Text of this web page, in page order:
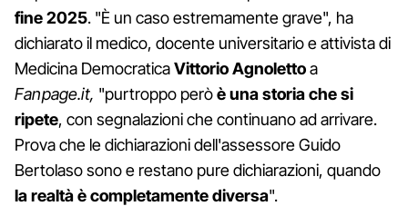
fine 2025. "È un caso estremamente grave", ha
dichiarato il medico, docente universitario e attivista di
Medicina DemocraticaVittorio Agnolettoa
Fanpage.it, "purtroppo peròè una storia che si
ripete, con segnalazioni che continuano ad arrivare.
Prova che le dichiarazioni dell'assessore Guido
Bertolaso sono e restano pure dichiarazioni, quando
la realtà è completamente diversa".